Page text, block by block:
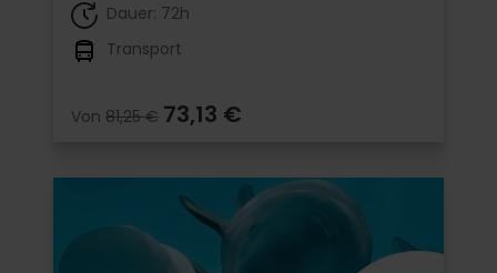
Dauer: 72h
Transport
Von 81,25 € 73,13 €